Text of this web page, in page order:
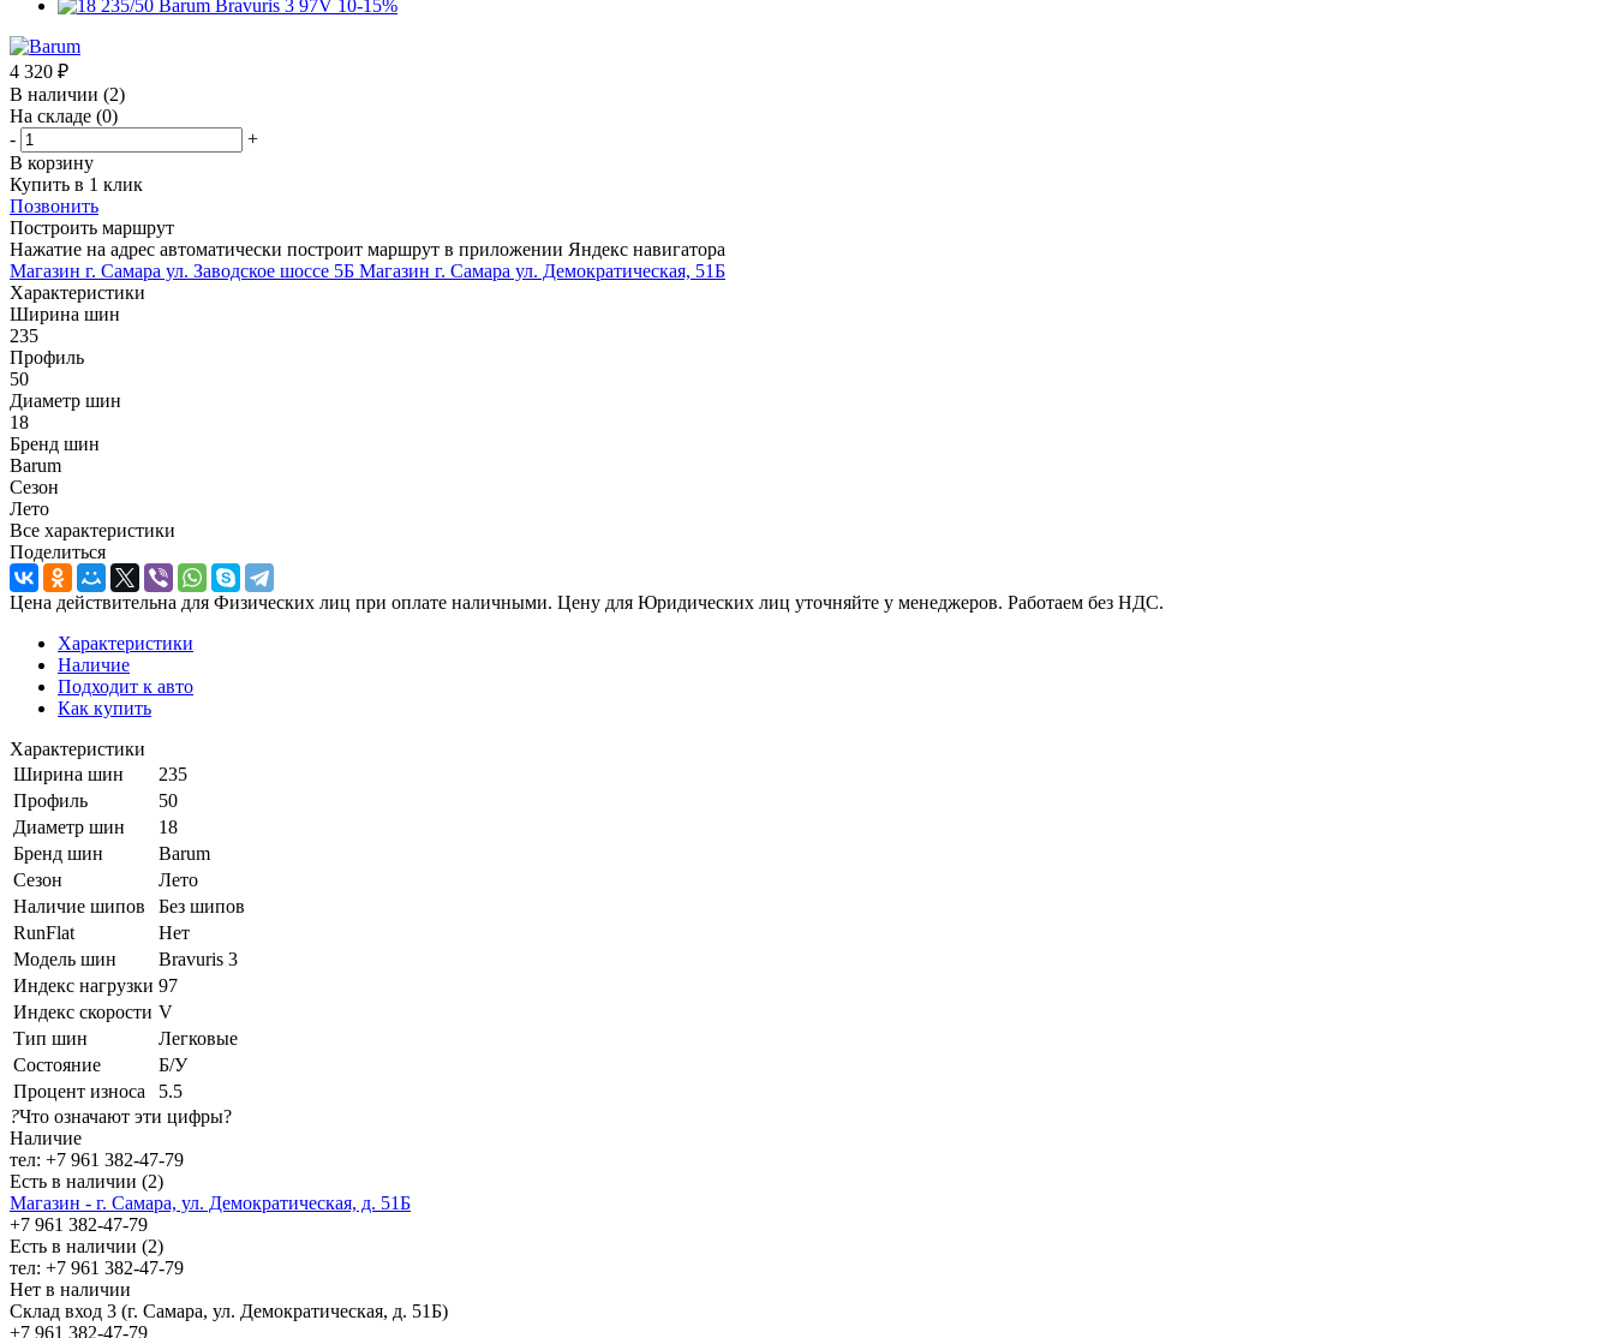
4 320 ₽
В наличии (2)
На складе (0)
-
+
В корзину
Купить в 1 клик
Позвонить
Построить маршрут
Нажатие на адрес автоматически построит маршрут в приложении Яндекс навигатора
Магазин г. Самара ул. Заводское шоссе 5Б Магазин г. Самара ул. Демократическая, 51Б
Характеристики
Ширина шин
235
Профиль
50
Диаметр шин
18
Бренд шин
Barum
Сезон
Лето
Все характеристики
Поделиться
Цена действительна для Физических лиц при оплате наличными. Цену для Юридических лиц уточняйте у менеджеров. Работаем без НДС.
Характеристики
Наличие
Подходит к авто
Как купить
Характеристики
Ширина шин
235
Профиль
50
Диаметр шин
18
Бренд шин
Barum
Сезон
Лето
Наличие шипов
Без шипов
RunFlat
Нет
Модель шин
Bravuris 3
Индекс нагрузки 97
Индекс скорости V
Тип шин
Легковые
Состояние
Б/У
Процент износа
5.5
?Что означают эти цифры?
Наличие
тел: +7 961 382-47-79
Есть в наличии (2)
Магазин - г. Самара, ул. Демократическая, д. 51Б
+7 961 382-47-79
Есть в наличии (2)
тел: +7 961 382-47-79
Нет в наличии
Склад вход 3 (г. Самара, ул. Демократическая, д. 51Б)
+7 961 382-47-79